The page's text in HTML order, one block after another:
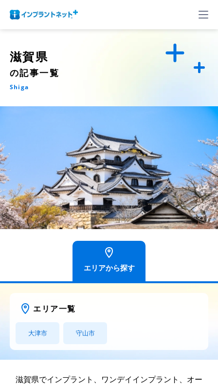
滋賀県
の記事一覧
Shiga
エリアから探す
エリア一覧
大津市 守山市
滋賀県でインプラント、ワンデイインプラント、オー